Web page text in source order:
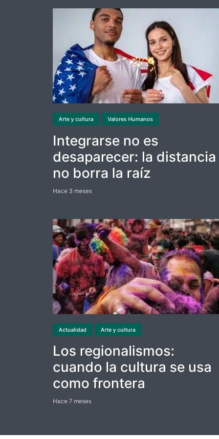
Arte y cultura Valores Humanos
Integrarse no es
desaparecer: la distancia
no borra la raíz
Hace 3 meses
Actualidad Arte y cultura
Los regionalismos:
cuando la cultura se usa
como frontera
Hace 7 meses